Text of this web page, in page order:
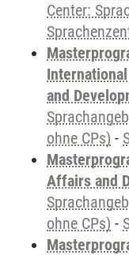
Center:
and
ohne CPs) -
Affairs and
ohne CPs) -